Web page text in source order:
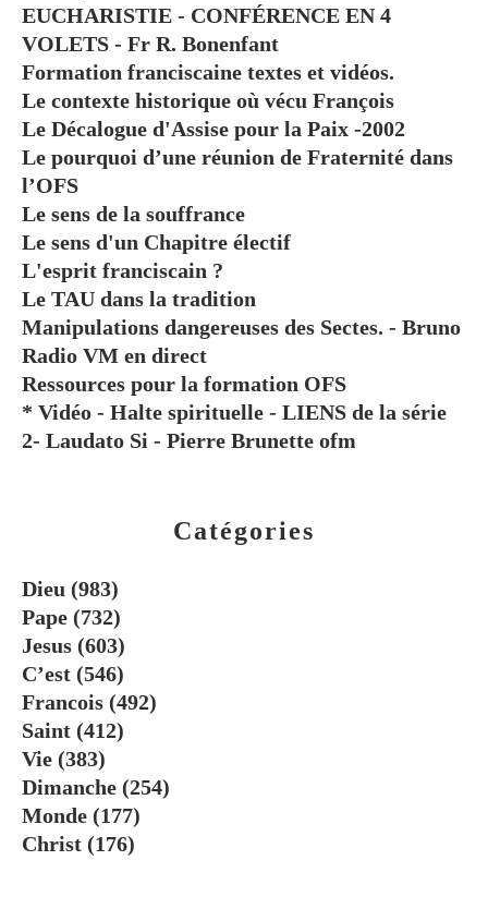
Catégories
Dieu (983)
Pape (732)
Jesus (603)
C’est (546)
Francois (492)
Saint (412)
Vie (383)
Dimanche (254)
Monde (177)
Christ (176)
EUCHARISTIE - CONFÉRENCE EN 4
VOLETS - Fr R. Bonenfant
Formation franciscaine textes et vidéos.
Le contexte historique où vécu François
Le Décalogue d'Assise pour la Paix -2002
Le pourquoi d’une réunion de Fraternité dans
l’OFS
Le sens de la souffrance
Le sens d'un Chapitre électif
L'esprit franciscain ?
Le TAU dans la tradition
Manipulations dangereuses des Sectes. - Bruno
Radio VM en direct
Ressources pour la formation OFS
* Vidéo - Halte spirituelle - LIENS de la série
2- Laudato Si - Pierre Brunette ofm